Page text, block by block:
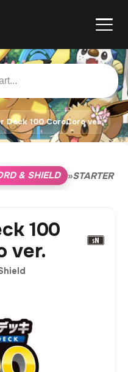
Deck 100 CoroCoro ver.
& SHIELD »STARTER
100
ver.